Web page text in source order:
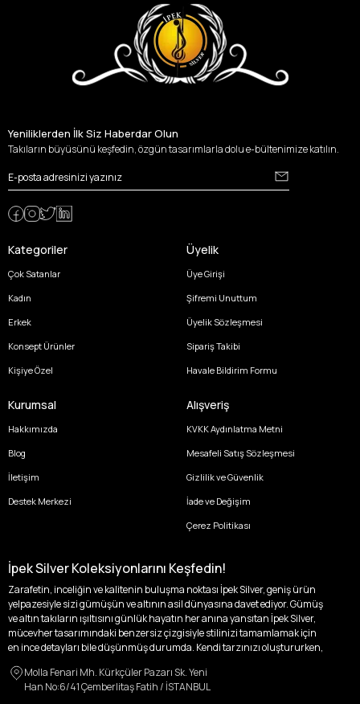
Yeniliklerden İlk Siz Haberdar Olun
Takıların büyüsünü keşfedin, özgün tasarımlarla dolu e-bültenimize katılın.
Kategoriler
Çok Satanlar
Kadın
Erkek
Konsept Ürünler
Kişiye Özel
Üyelik
Üye Girişi
Şifremi Unuttum
Üyelik Sözleşmesi
Sipariş Takibi
Havale Bildirim Formu
Kurumsal
Hakkımızda
Blog
İletişim
Destek Merkezi
Alışveriş
KVKK Aydınlatma Metni
Mesafeli Satış Sözleşmesi
Gizlilik ve Güvenlik
İade ve Değişim
Çerez Politikası
İpek Silver Koleksiyonlarını Keşfedin!
Zarafetin, inceliğin ve kalitenin buluşma noktası İpek Silver, geniş ürün
yelpazesiyle sizi gümüşün ve altının asil dünyasına davet ediyor. Gümüş
ve altın takıların ışıltısını günlük hayatın her anına yansıtan İpek Silver,
mücevher tasarımındaki benzersiz çizgisiyle stilinizi tamamlamak için
en ince detayları bile düşünmüş durumda. Kendi tarzınızı oluştururken,
özgünlüğünüzü ön plana çıkaracak tasarımlarımızla tanışın.
Molla Fenari Mh. Kürkçüler Pazarı Sk. Yeni
Han No:6/41 Çemberlitaş Fatih / İSTANBUL